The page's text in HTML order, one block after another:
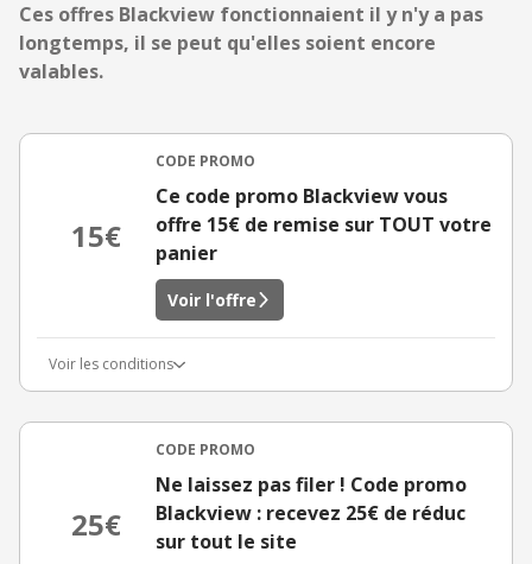
Ces offres Blackview fonctionnaient il y n'y a pas
longtemps, il se peut qu'elles soient encore
valables.
15€
CODE PROMO
Ce code promo Blackview vous
offre 15€ de remise sur TOUT votre
panier
Voir l'offre
Voir les conditions
25€
CODE PROMO
Ne laissez pas filer ! Code promo
Blackview : recevez 25€ de réduc
sur tout le site